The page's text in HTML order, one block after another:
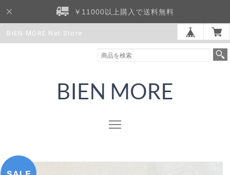
￥11000以上購入で送料無料
BIEN MORE Net Store